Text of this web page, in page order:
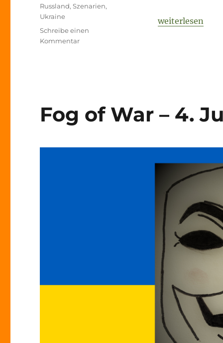
„Fog of War –
weiterlesen
Russland,Szenarien,
Ukraine
Schreibe einen
Kommentarzu
2022
Fog of War – 4.